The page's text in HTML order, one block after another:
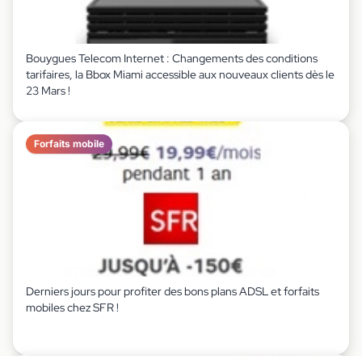
Bouygues Telecom Internet : Changements des conditions
tarifaires, la Bbox Miami accessible aux nouveaux clients dès le
23 Mars !
Forfaits mobile
Derniers jours pour profiter des bons plans ADSL et forfaits
mobiles chez SFR !